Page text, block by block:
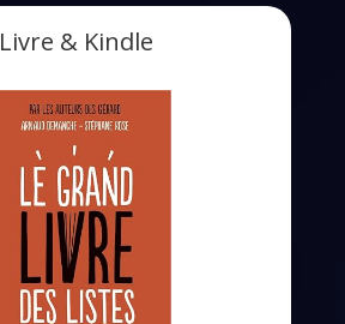
Livre & Kindle